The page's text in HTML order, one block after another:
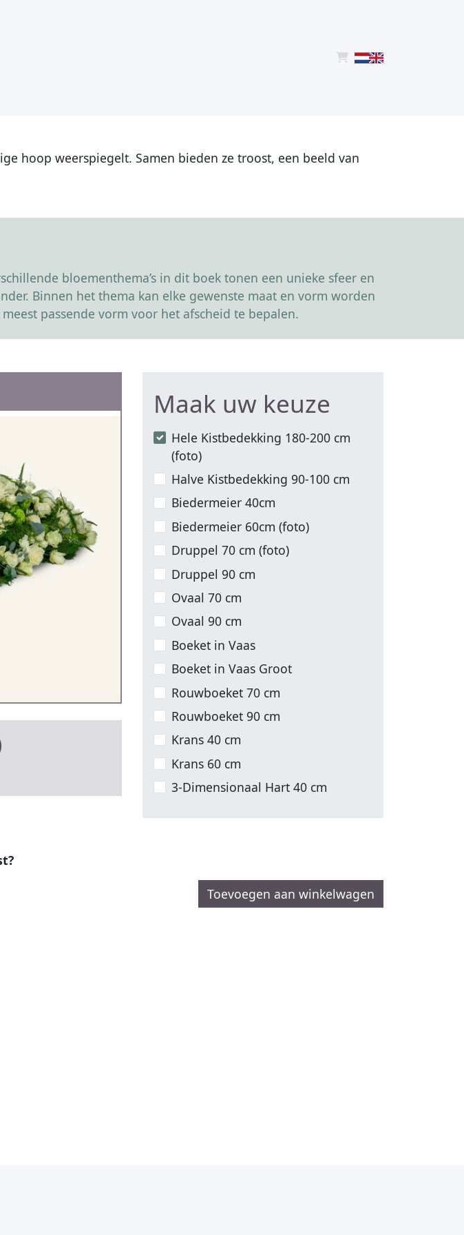
hoop weerspiegelt. Samen bieden ze troost, een beeld van
bloementhema’s in dit boek tonen een unieke sfeer en
Binnen het thema kan elke gewenste maat en vorm worden
passende vorm voor het afscheid te bepalen.
Maak uw keuze
Hele Kistbedekking 180-200 cm
(foto)
Halve Kistbedekking 90-100 cm
Biedermeier 40cm
Biedermeier 60cm (foto)
Druppel 70 cm (foto)
Druppel 90 cm
Ovaal 70 cm
Ovaal 90 cm
Boeket in Vaas
Boeket in Vaas Groot
Rouwboeket 70 cm
Rouwboeket 90 cm
Krans 40 cm
Krans 60 cm
3-Dimensionaal Hart 40 cm
Toevoegen aan winkelwagen